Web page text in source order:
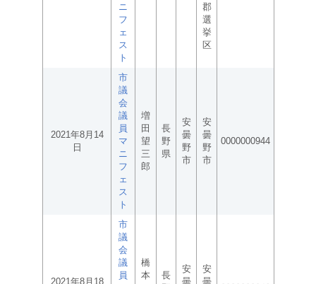
ニ
フ
ェ
ス
ト
郡
選
挙
区
2021年8月14
日
市
議
会
議
員
マ
ニ
フ
ェ
ス
ト
増
田
望
三
郎
長
野
県
安
曇
野
市
安
曇
野
市
0000000944
2021年8月18
市
議
会
議
員
橋
本
長
安
曇
安
曇